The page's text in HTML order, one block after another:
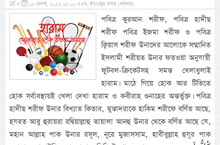
» ০৮ আগস্ট, ২০২৬ ১২:০০ এএম, ইয়াওমুছ সাবত (শনিবার)
পবিত্র কুরআন শরীফ, পবিত্র হাদীছ
শরীফ পবিত্র ইজমা শরীফ ও পবিত্র
ক্বিয়াস শরীফ উনাদের আলোকে সম্মানিত
ইসলামী শরীয়ত উনার ফতওয়া অনুযায়ী
ফুটবল-ক্রিকেটসহ সমস্ত খেলাধুলাই
হারাম। মাঠে গিয়ে হোক আর টিভিতে
হোক সর্বাবস্থায়ই খেলা দেখা হারাম ও কবীরাহ গুনাহের অন্তর্ভুক্ত। পবিত্র
হাদীছ শরীফ উনার বিখ্যাত কিতাব, মুস্তাদরাকে হাকিম শরীফে বর্ণিত আছে,
হযরত আবু হুরায়রা রদ্বিয়াল্লাহু তায়ালা আনহু উনার থেকে বর্ণিত আছে যে,
মহান আল্লাহ পাক উনার রসূল, নূরে মুজাসসাম, হাবীবুল্লাহ হুযূর পাক